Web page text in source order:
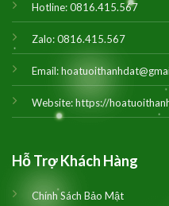
Hotline:0816.415.567
Zalo:0816.415.567
Email:
Website:https://
Hỗ Trợ Khách Hàng
Chính Sách Bảo Mật